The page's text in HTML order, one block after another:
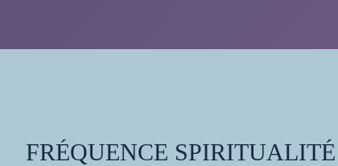
FRÉQUENCE SPIRITUALITÉ